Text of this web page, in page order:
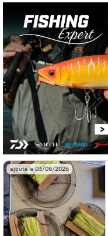
ajouté le 03/08/2026